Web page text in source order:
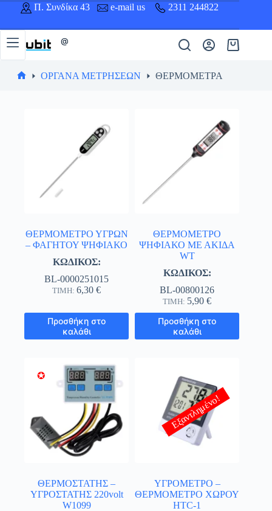
Μετάβαση
περιεχόμενο
Π. Συνδίκα 43 e-mail us 2311 244822
@
Καλάθι
Αγορών
ΟΡΓΑΝΑ ΜΕΤΡΗΣΕΩΝ ΘΕΡΜΟΜΕΤΡΑ
ΘΕΡΜΟΜΕΤΡΟ ΥΓΡΩΝ
– ΦΑΓΗΤΟΥ ΨΗΦΙΑΚΟ
ΚΩΔΙΚΟΣ:
BL-0000251015
ΤΙΜΗ:6,30€
Προσθήκη στο
καλάθι
ΘΕΡΜΟΜΕΤΡΟ
ΨΗΦΙΑΚΟ ΜΕ ΑΚΙΔΑ
WT
ΚΩΔΙΚΟΣ:
BL-00800126
ΤΙΜΗ: 5,90€
Προσθήκη στο
καλάθι
✪
ΘΕΡΜΟΣΤΑΤΗΣ –
ΥΓΡΟΣΤΑΤΗΣ 220volt
W1099
ΥΓΡΟΜΕΤΡΟ –
ΘΕΡΜΟΜΕΤΡΟ ΧΩΡΟΥ
HTC-1
Εξαντλημένο!